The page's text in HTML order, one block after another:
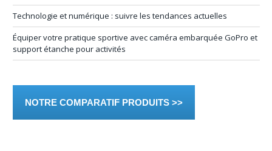
Technologie et numérique : suivre les tendances actuelles
Équiper votre pratique sportive avec caméra embarquée GoPro et
support étanche pour activités
NOTRE COMPARATIF PRODUITS >>